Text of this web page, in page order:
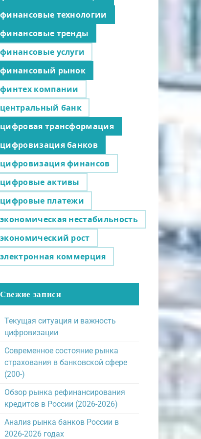
финансовые технологии
финансовые тренды
финансовые услуги
финансовый рынок
финтех компании
центральный банк
цифровая трансформация
цифровизация банков
цифровизация финансов
цифровые активы
цифровые платежи
экономическая нестабильность
экономический рост
электронная коммерция
Свежие записи
Текущая ситуация и важность
цифровизации
Современное состояние рынка
страхования в банковской сфере
(200-)
Обзор рынка рефинансирования
кредитов в России (2026-2026)
Анализ рынка банков России в
2026-2026 годах